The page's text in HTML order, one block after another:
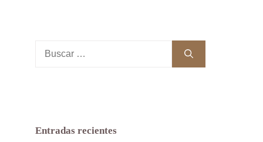
Entradas recientes